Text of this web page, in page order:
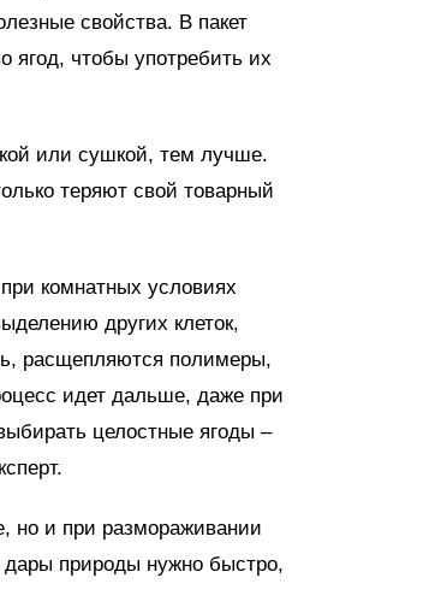
свойства. В пакет
ягод, чтобы употребить их
или сушкой, тем лучше.
теряют свой товарный
комнатных условиях
других клеток,
расщепляются полимеры,
идет дальше, даже при
целостные ягоды –
но и при размораживании
природы нужно быстро,